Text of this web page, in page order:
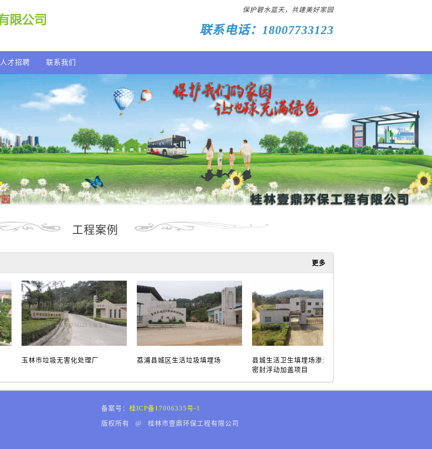
保护碧水蓝天，共建美好家园
联系电话：18007733123
人才招聘 联系我们
工程案例
更多
玉林市垃圾无害化处理厂 荔浦县城区生活垃圾填埋场
县城生活卫生填埋场渗滤液调节池
密封浮动加盖项目
备案号： 桂ICP备17006335号-1
版权所有 @ 桂林市壹鼎环保工程有限公司